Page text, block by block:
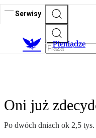
Serwisy
Pieniądze
Oni już
Po dwóch dniach ok 2,5 tys.